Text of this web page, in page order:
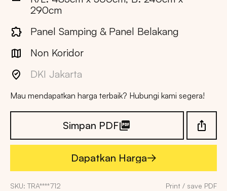
290cm
Panel Samping & Panel Belakang
Non Koridor
DKI Jakarta
Mau mendapatkan harga terbaik? Hubungi kami segera!
Simpan PDF
Dapatkan Harga
Dapatkan Harga
SKU: TRA****712 Print / save PDF